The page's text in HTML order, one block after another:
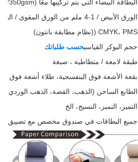
البطاقة البيضاء التي يتم تركيبها معًا (250/300/350gsm)
الورق الأبيض / 1-4 ملم من الورق المقوى / البلاستيك /
CMYK، PMS ((نظام مطابقة بانتون)
حجم البوكر القياسيحسب طلباتك
طبقة لامعة / متطاطية ، صبغة
بقعة الأشعة فوق البنفسجية، طلاء أشعة فوق
الطابع الساخن (الذهب، الفضة، الذهب الوردي،
التميز، التميز، النسيج، الخ
جميع البطاقات في صندوق مخصص مع تضييق